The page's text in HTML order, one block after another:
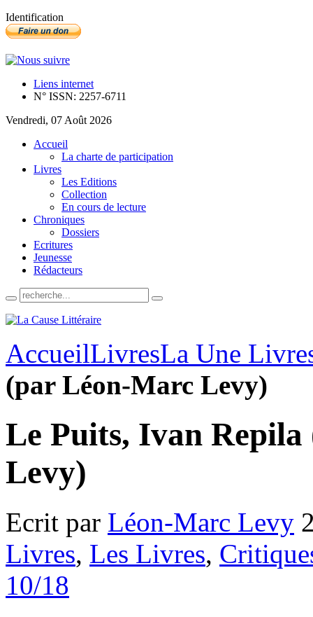
Identification
Liens internet
N° ISSN: 2257-6711
Vendredi, 07 Août 2026
Accueil
La charte de participation
Livres
Les Editions
Collection
En cours de lecture
Chroniques
Dossiers
Ecritures
Jeunesse
Rédacteurs
AccueilLivresLa Une
(par Léon-Marc Levy)
Le Puits, Ivan
Levy)
Ecrit par Léon-Marc Levy
Livres, Les Livres,
10/18